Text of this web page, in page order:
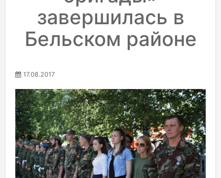
завершилась в
Бельском районе
17.08.2017